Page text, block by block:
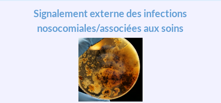
Signalement externe des infections
nosocomiales/associées aux soins